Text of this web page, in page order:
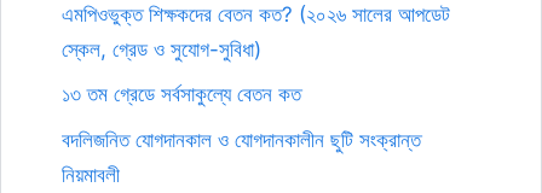
এমপিওভুক্ত শিক্ষকদের বেতন কত? (২০২৬ সালের আপডেট
স্কেল, গ্রেড ও সুযোগ-সুবিধা)
১৩ তম গ্রেডে সর্বসাকুল্যে বেতন কত
বদলিজনিত যোগদানকাল ও যোগদানকালীন ছুটি সংক্রান্ত
নিয়মাবলী